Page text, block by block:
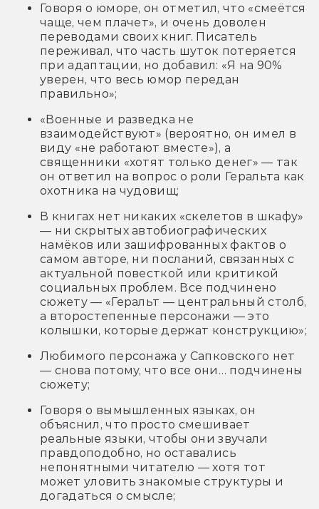
Говоря о юморе, он отметил, что «смеётся
чаще, чем плачет», и очень доволен
переводами своих книг. Писатель
переживал, что часть шуток потеряется
при адаптации, но добавил: «Я на 90%
уверен, что весь юмор передан
правильно»;
«Военные и разведка не
взаимодействуют» (вероятно, он имел в
виду «не работают вместе»), а
священники «хотят только денег» — так
он ответил на вопрос о роли Геральта как
охотника на чудовищ;
В книгах нет никаких «скелетов в шкафу»
— ни скрытых автобиографических
намёков или зашифрованных фактов о
самом авторе, ни посланий, связанных с
актуальной повесткой или критикой
социальных проблем. Все подчинено
сюжету — «Геральт — центральный столб,
а второстепенные персонажи — это
колышки, которые держат конструкцию»;
Любимого персонажа у Сапковского нет
— снова потому, что все они… подчинены
сюжету;
Говоря о вымышленных языках, он
объяснил, что просто смешивает
реальные языки, чтобы они звучали
правдоподобно, но оставались
непонятными читателю — хотя тот
может уловить знакомые структуры и
догадаться о смысле;